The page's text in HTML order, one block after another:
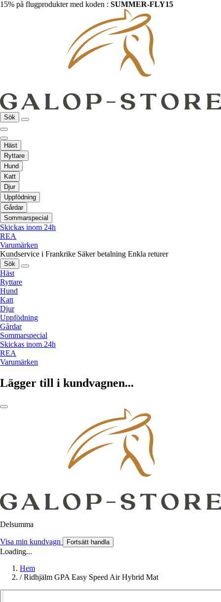
15% på flugprodukter med koden : SUMMER-FLY15
Sök
Häst
Ryttare
Hund
Katt
Djur
Uppfödning
Gårdar
Sommarspecial
Skickas inom 24h
REA
Varumärken
Kundservice i Frankrike Säker betalning Enkla returer
Sök
Häst
Ryttare
Hund
Katt
Djur
Uppfödning
Gårdar
Sommarspecial
Skickas inom 24h
REA
Varumärken
Lägger till i kundvagnen...
Delsumma
Visa min kundvagn Fortsätt handla
Loading...
Hem
/ Ridhjälm GPA Easy Speed Air Hybrid Mat